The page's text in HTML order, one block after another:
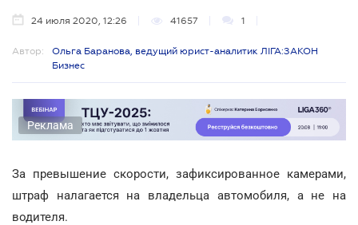
24 июля 2020, 12:26 41657 1
Автор:
Ольга Баранова, ведущий юрист-аналитик ЛІГА:ЗАКОН
Бизнес
Реклама
За превышение скорости, зафиксированное камерами,
штраф налагается на владельца автомобиля, а не на
водителя.